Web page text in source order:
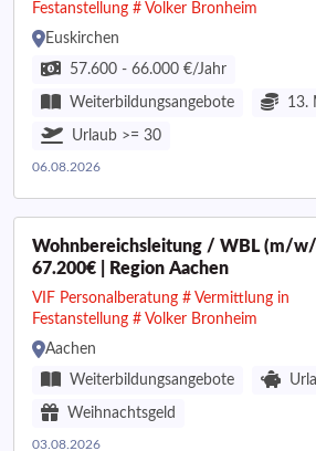
Festanstellung # Volker Bronheim
Euskirchen
57.600 - 66.000 €/Jahr
Weiterbildungsangebote 13.
Urlaub >= 30
06.08.2026
Wohnbereichsleitung / WBL (m/
67.200€ | Region Aachen
VIF Personalberatung # Vermittlung in
Festanstellung # Volker Bronheim
Aachen
Weiterbildungsangebote
Weihnachtsgeld
03.08.2026